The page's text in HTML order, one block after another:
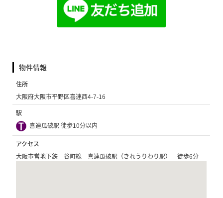
物件情報
住所
大阪府大阪市平野区喜連西4-7-16
駅
喜連瓜破駅 徒歩10分以内
アクセス
大阪市営地下鉄 谷町線 喜連瓜破駅（きれうりわり駅） 徒歩6分